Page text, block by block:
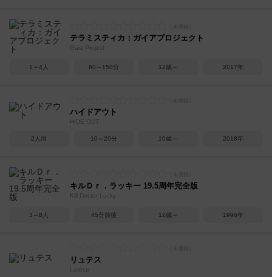
テラミスティカ：ガイアプロジェクト
Gaia Project
1～4人 60～150分 12歳～ 2017年
ハイドアウト
HIDE OUT
2人用 10～20分 10歳～ 2018年
キルＤｒ．ラッキー 19.5周年完全版
Kill Doctor Lucky
3～8人 45分前後 12歳～ 1996年
リュテス
Lutèce